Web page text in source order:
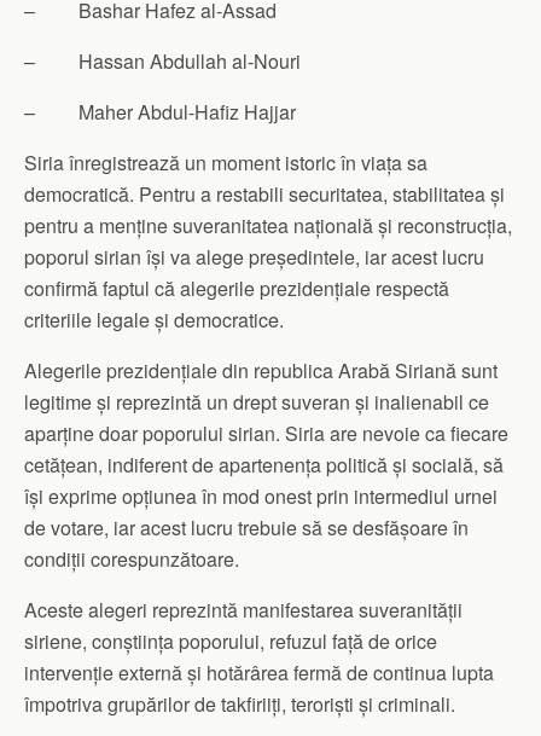
– Bashar Hafez al-Assad
– Hassan Abdullah al-Nouri
– Maher Abdul-Hafiz Hajjar
Siria înregistrează un moment istoric în viața sa
democratică. Pentru a restabili securitatea, stabilitatea și
pentru a menține suveranitatea națională și reconstrucția,
poporul sirian își va alege președintele, iar acest lucru
confirmă faptul că alegerile prezidențiale respectă
criteriile legale și democratice.
Alegerile prezidențiale din republica Arabă Siriană sunt
legitime și reprezintă un drept suveran și inalienabil ce
aparține doar poporului sirian. Siria are nevoie ca fiecare
cetățean, indiferent de apartenența politică și socială, să
își exprime opțiunea în mod onest prin intermediul urnei
de votare, iar acest lucru trebuie să se desfășoare în
condiții corespunzătoare.
Aceste alegeri reprezintă manifestarea suveranității
siriene, conștiința poporului, refuzul față de orice
intervenție externă și hotărârea fermă de continua lupta
împotriva grupărilor de takfiriiți, teroriști și criminali.